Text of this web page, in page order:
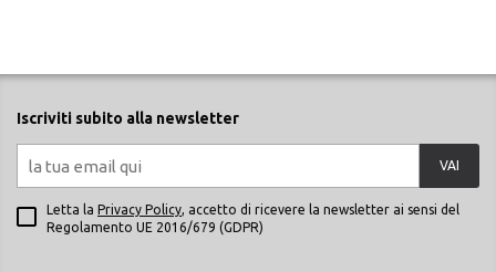
Iscriviti subito alla newsletter
VAI
Letta la Privacy Policy, accetto di ricevere la newsletter ai sensi del
Regolamento UE 2016/679 (GDPR)